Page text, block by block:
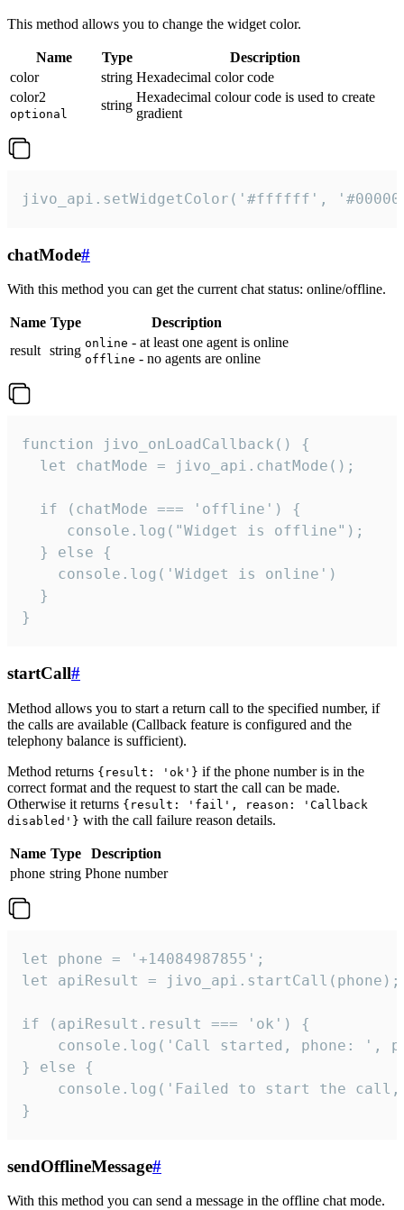
This method allows you to change the widget color.
Name Type
Description
color
string Hexadecimal color code
color2
optional
string
Hexadecimal colour code is used to create
gradient
jivo_api.setWidgetColor('#ffffff',
chatMode#
With this method you can get the current chat status: online/offline.
Name Type
Description
result string online - at least one agent is online
offline - no agents are online
function jivo_onLoadCallback() {
  let chatMode = jivo_api.chatMode();
  if (chatMode === 'offline') {
     console.log("Widget is offline");
  } else {
    console.log('Widget is online')
  }
}
startCall#
Method allows you to start a return call to the specified number, if
the calls are available (Callback feature is configured and the
telephony balance is sufficient).
Method returns {result: 'ok'} if the phone number is in the
correct format and the request to start the call can be made.
Otherwise it returns {result: 'fail', reason: 'Callback
disabled'} with the call failure reason details.
Name Type
Description
phone string Phone number
let phone = '+14084987855';
let apiResult = jivo_api.startCall(phone);
if (apiResult.result === 'ok') {
console.log('Call started, phone: ',
} else {
console.log('Failed to start the
}
sendOfflineMessage#
With this method you can send a message in the offline chat mode.